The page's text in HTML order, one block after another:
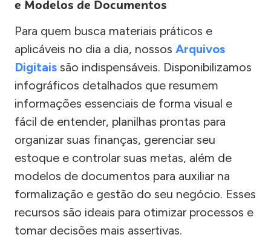
e Modelos de Documentos
Para quem busca materiais práticos e
aplicáveis no dia a dia, nossos Arquivos
Digitais são indispensáveis. Disponibilizamos
infográficos detalhados que resumem
informações essenciais de forma visual e
fácil de entender, planilhas prontas para
organizar suas finanças, gerenciar seu
estoque e controlar suas metas, além de
modelos de documentos para auxiliar na
formalização e gestão do seu negócio. Esses
recursos são ideais para otimizar processos e
tomar decisões mais assertivas.